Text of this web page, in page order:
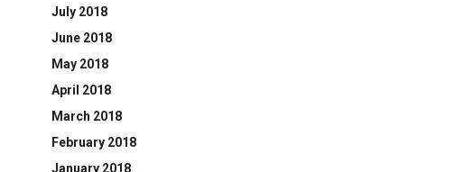
July 2018
June 2018
May 2018
April 2018
March 2018
February 2018
January 2018